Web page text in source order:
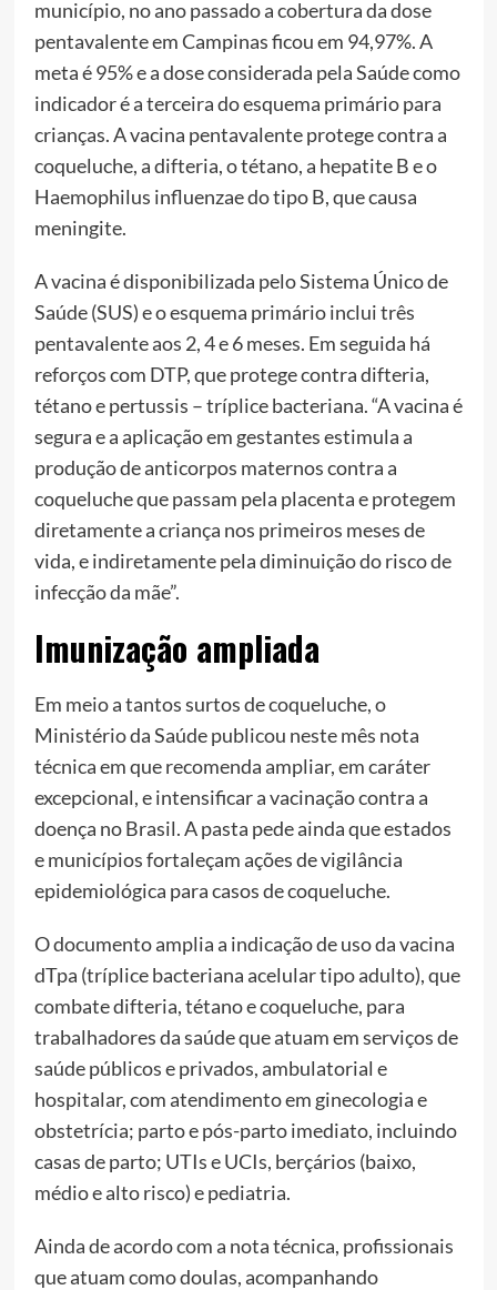
município, no ano passado a cobertura da dose
pentavalente em Campinas ficou em 94,97%. A
meta é 95% e a dose considerada pela Saúde como
indicador é a terceira do esquema primário para
crianças. A vacina pentavalente protege contra a
coqueluche, a difteria, o tétano, a hepatite B e o
Haemophilus influenzae do tipo B, que causa
meningite.
A vacina é disponibilizada pelo Sistema Único de
Saúde (SUS) e o esquema primário inclui três
pentavalente aos 2, 4 e 6 meses. Em seguida há
reforços com DTP, que protege contra difteria,
tétano e pertussis – tríplice bacteriana. “A vacina é
segura e a aplicação em gestantes estimula a
produção de anticorpos maternos contra a
coqueluche que passam pela placenta e protegem
diretamente a criança nos primeiros meses de
vida, e indiretamente pela diminuição do risco de
infecção da mãe”.
Imunização ampliada
Em meio a tantos surtos de coqueluche, o
Ministério da Saúde publicou neste mês nota
técnica em que recomenda ampliar, em caráter
excepcional, e intensificar a vacinação contra a
doença no Brasil. A pasta pede ainda que estados
e municípios fortaleçam ações de vigilância
epidemiológica para casos de coqueluche.
O documento amplia a indicação de uso da vacina
dTpa (tríplice bacteriana acelular tipo adulto), que
combate difteria, tétano e coqueluche, para
trabalhadores da saúde que atuam em serviços de
saúde públicos e privados, ambulatorial e
hospitalar, com atendimento em ginecologia e
obstetrícia; parto e pós-parto imediato, incluindo
casas de parto; UTIs e UCIs, berçários (baixo,
médio e alto risco) e pediatria.
Ainda de acordo com a nota técnica, profissionais
que atuam como doulas, acompanhando